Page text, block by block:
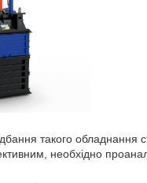
такого обладнання
необхідно